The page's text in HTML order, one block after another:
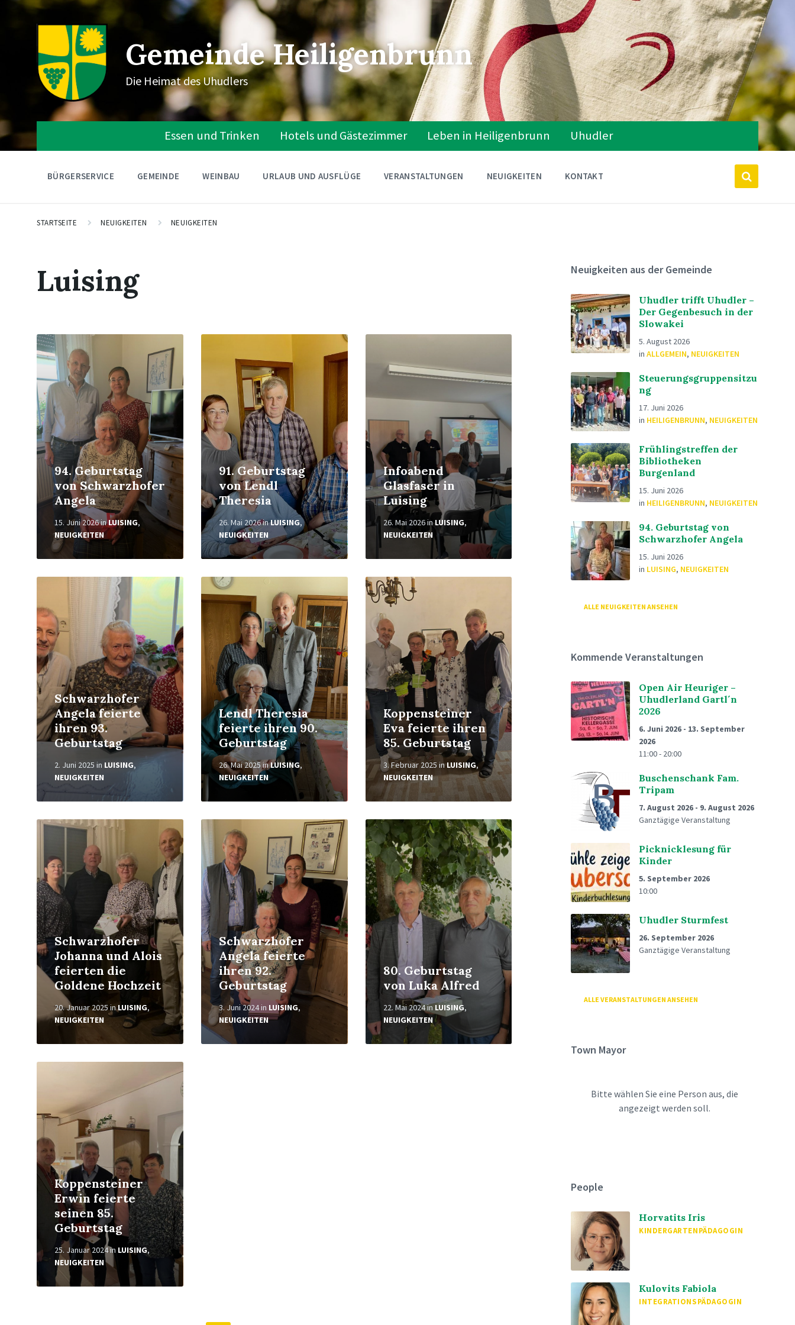
Gemeinde Heiligenbrunn
Die Heimat des Uhudlers
Essen und Trinken Hotels und Gästezimmer Leben in Heiligenbrunn Uhudler
BÜRGERSERVICE GEMEINDE WEINBAU URLAUB UND AUSFLÜGE VERANSTALTUNGEN NEUIGKEITEN KONTAKT
STARTSEITE NEUIGKEITEN NEUIGKEITEN
Luising
94. Geburtstag
von Schwarzhofer
Angela
15. Juni 2026inLUISING,
NEUIGKEITEN
Weiterlesen
91. Geburtstag
von Lendl
Theresia
26. Mai 2026inLUISING,
NEUIGKEITEN
Weiterlesen
Infoabend
Glasfaser in
Luising
26. Mai 2026inLUISING,
NEUIGKEITEN
Weiterlesen
Schwarzhofer
Angela feierte
ihren 93.
Geburtstag
2. Juni 2025 in LUISING,
NEUIGKEITEN
Weiterlesen
Lendl Theresia
feierte ihren 90.
Geburtstag
26. Mai 2025inLUISING,
NEUIGKEITEN
Weiterlesen
Koppensteiner
Eva feierte ihren
85. Geburtstag
3. Februar 2025 in LUISING,
NEUIGKEITEN
Weiterlesen
Schwarzhofer
Johanna und Alois
feierten die
Goldene Hochzeit
20. Januar 2025 inLUISING,
NEUIGKEITEN
Weiterlesen
Schwarzhofer
Angela feierte
ihren 92.
Geburtstag
3. Juni 2024in LUISING,
NEUIGKEITEN
Weiterlesen
80. Geburtstag
von Luka Alfred
22. Mai 2024in LUISING,
NEUIGKEITEN
Weiterlesen
Koppensteiner
Erwin feierte
seinen 85.
Geburtstag
25. Januar 2024in LUISING,
NEUIGKEITEN
Weiterlesen
Neuigkeiten aus der Gemeinde
Uhudler trifft Uhudler –
Der Gegenbesuch in der
Slowakei
5. August 2026
inALLGEMEIN, NEUIGKEITEN
Steuerungsgruppensitzu
ng
17. Juni 2026
in HEILIGENBRUNN, NEUIGKEITEN
Frühlingstreffen der
Bibliotheken
Burgenland
15. Juni 2026
in HEILIGENBRUNN, NEUIGKEITEN
94. Geburtstag von
Schwarzhofer Angela
15. Juni 2026
in LUISING, NEUIGKEITEN
ALLE NEUIGKEITEN ANSEHEN
Kommende Veranstaltungen
Open Air Heuriger –
Uhudlerland Gartl´n
2026
6. Juni 2026 - 13. September
2026
11:00 - 20:00
Buschenschank Fam.
Tripam
7. August 2026 - 9. August 2026
Ganztägige Veranstaltung
Picknicklesung für
Kinder
5. September 2026
10:00
Uhudler Sturmfest
26. September 2026
Ganztägige Veranstaltung
ALLE VERANSTALTUNGEN ANSEHEN
Town Mayor
Bitte wählen Sie eine Person aus, die
angezeigt werden soll.
People
Horvatits Iris
KINDERGARTENPÄDAGOGIN
Kulovits Fabiola
INTEGRATIONSPÄDAGOGIN